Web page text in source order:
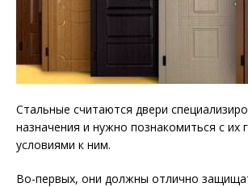
Стальные считаются двери
назначения и нужно познакомиться с их
условиями к ним.
Во-первых, они должны отлично